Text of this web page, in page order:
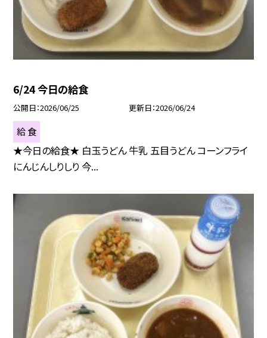
6/24 今日の給食
公開日 2026/06/25 更新日 2026/06/24
給 食
★今日の給食★ 白玉うどん 牛乳 五目うどん コーンフライ
にんじんしりしり 今...